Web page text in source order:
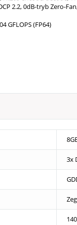
2.2, 0dB-tryb Zero-
GFLOPS (FP64)
3x